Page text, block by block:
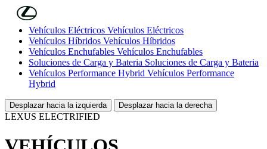
Skip to Main Content
Vehículos Eléctricos Vehículos Eléctricos
Vehículos Híbridos Vehículos Híbridos
Vehículos Enchufables Vehículos Enchufables
Soluciones de Carga y Bateria Soluciones de Carga y Bateria
Vehículos Performance Hybrid Vehículos Performance
Hybrid
Desplazar hacia la izquierda Desplazar hacia la derecha
LEXUS ELECTRIFIED